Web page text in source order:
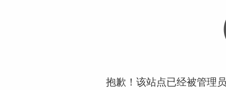
抱歉！该站点已经被管理